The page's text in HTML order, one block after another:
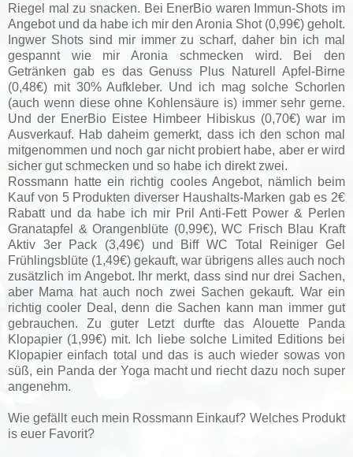
Riegel mal zu snacken. Bei EnerBio waren Immun-Shots im
Angebot und da habe ich mir den Aronia Shot (0,99€) geholt.
Ingwer Shots sind mir immer zu scharf, daher bin ich mal
gespannt wie mir Aronia schmecken wird. Bei den
Getränken gab es dasGenuss Plus Naturell Apfel-Birne
(0,48€) mit 30% Aufkleber. Und ich mag solche Schorlen
(auch wenn diese ohne Kohlensäure is) immer sehr gerne.
Und der EnerBio Eistee Himbeer Hibiskus (0,70€) war im
Ausverkauf. Hab daheim gemerkt, dass ich den schon mal
mitgenommen und noch gar nicht probiert habe, aber er wird
sicher gut schmecken und so habe ich direkt zwei.
Rossmann hatte ein richtig cooles Angebot, nämlich beim
Kauf von 5 Produkten diverser Haushalts-Marken gab es 2€
Rabatt und da habe ich mir Pril Anti-Fett Power & Perlen
Granatapfel & Orangenblüte (0,99€),WC Frisch Blau Kraft
Aktiv 3er Pack (3,49€) und Biff WC Total Reiniger Gel
Frühlingsblüte (1,49€) gekauft, war übrigens alles auch noch
zusätzlich im Angebot. Ihr merkt, dass sind nur drei Sachen,
aber Mama hat auch noch zwei Sachen gekauft. War ein
richtig cooler Deal, denn die Sachen kann man immer gut
gebrauchen. Zu guter Letzt durfte das Alouette Panda
Klopapier (1,99€) mit. Ich liebe solche Limited Editions bei
Klopapier einfach total und das is auch wieder sowas von
süß, ein Panda der Yoga macht und riecht dazu noch super
angenehm.
Wie gefällt euch mein Rossmann Einkauf? Welches Produkt
is euer Favorit?